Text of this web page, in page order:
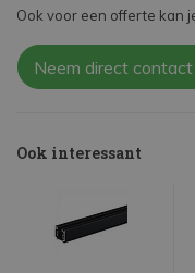
Ook voor een offerte kan
Neem direct
Ook interessant